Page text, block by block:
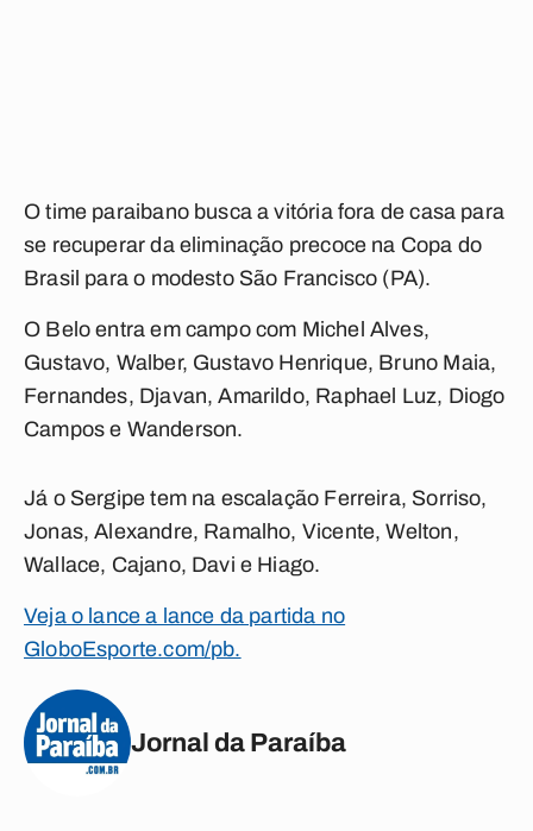
O time paraibano busca a vitória fora de casa para
se recuperar da eliminação precoce na Copa do
Brasil para o modesto São Francisco (PA).
O Belo entra em campo com Michel Alves,
Gustavo, Walber, Gustavo Henrique, Bruno Maia,
Fernandes, Djavan, Amarildo, Raphael Luz, Diogo
Campos e Wanderson.
Já o Sergipe tem na escalação Ferreira, Sorriso,
Jonas, Alexandre, Ramalho, Vicente, Welton,
Wallace, Cajano, Davi e Hiago.
Veja o lance a lance da partida no
GloboEsporte.com/pb.
Jornal da Paraíba